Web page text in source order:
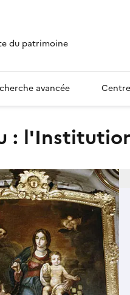
du patrimoine
avancée
: